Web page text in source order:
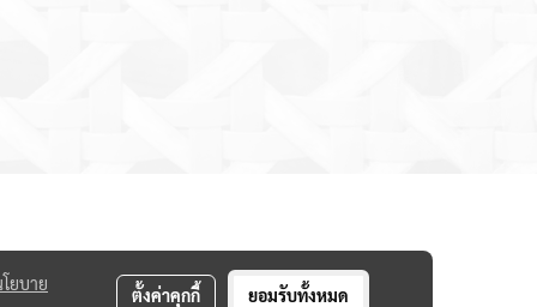
ยบาย
ตั้งค่าคุกกี้ ยอมรับทั้งหมด